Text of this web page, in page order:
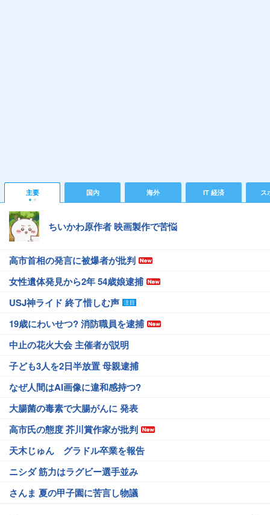
主要 国内 海外 IT 経済 ス
ちいかわ原作者 映画製作で苦悩
高市首相の発言に被爆者が批判
女性遺体発見から2年 54歳娘逮捕
USJ神ライド 終了惜しむ声
19歳にわいせつ? 消防職員を逮捕
中止の花火大会 主催者が説明
子ども3人を2日半放置 母親逮捕
なぜ人間はAI画像に違和感持つ?
大腸菌の毒素で大腸がんに 発表
高市氏の態度 芥川賞作家が批判
天木じゅん グラドル卒業を報告
ニシダ 筋力はラグビー選手並み
さんま 夏の甲子園に苦言し物議